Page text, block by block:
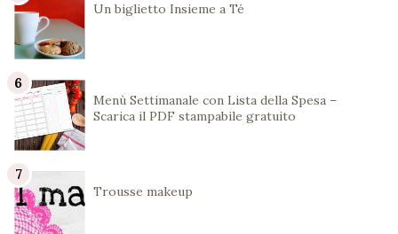
Un biglietto Insieme a Té
Menù Settimanale con Lista della Spesa –
Scarica il PDF stampabile gratuito
Trousse makeup